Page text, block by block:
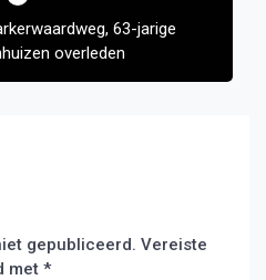
63-jarige
overleden
gepubliceerd. Vereiste
met *